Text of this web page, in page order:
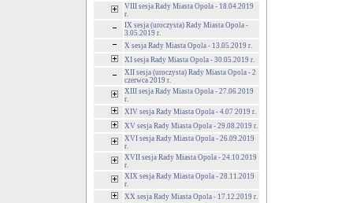
VIII sesja Rady Miasta Opola - 18.04.2019
r.
IX sesja (uroczysta) Rady Miasta Opola -
3.05.2019 r.
X sesja Rady Miasta Opola - 13.05.2019 r.
XI sesja Rady Miasta Opola - 30.05.2019 r.
XII sesja (uroczysta) Rady Miasta Opola - 2
czerwca 2019 r.
XIII sesja Rady Miasta Opola - 27.06.2019
r.
XIV sesja Rady Miasta Opola - 4.07 2019 r.
XV sesja Rady Miasta Opola - 29.08.2019 r.
XVI sesja Rady Miasta Opola - 26.09.2019
r.
XVII sesja Rady Miasta Opola - 24.10.2019
r.
XIX sesja Rady Miasta Opola - 28.11.2019
r.
XX sesja Rady Miasta Opola - 17.12.2019 r.